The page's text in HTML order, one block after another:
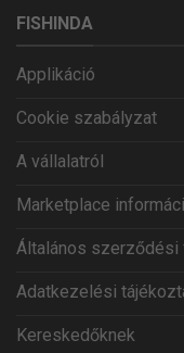
FISHINDA
Applikáció
Cookie szabályzat
A vállalatról
Marketplace
Általános
Adatkezelési
Kereskedőknek